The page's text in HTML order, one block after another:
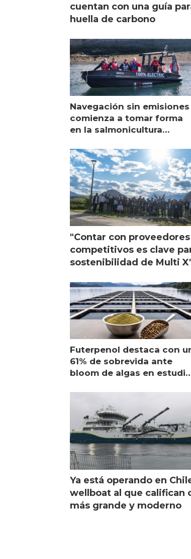
cuentan con una guía
huella de carbono
Navegación sin emisiones
comienza a tomar forma
en la salmonicultura
"Contar con
competitivos es clave
sostenibilidad de Multi
Futerpenol destaca con
61% de sobrevida ante
bloom de algas en
Ya está operando en
wellboat al que califican
más grande y moderno